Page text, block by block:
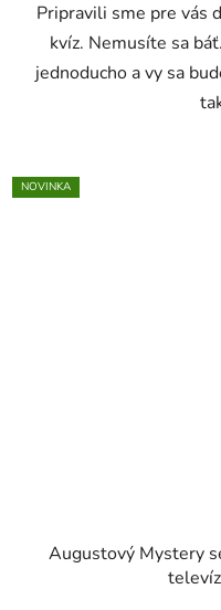
Pripravili sme pre vás
kvíz. Nemusíte sa
jednoducho a vy sa
NOVINKA
Augustový Mystery